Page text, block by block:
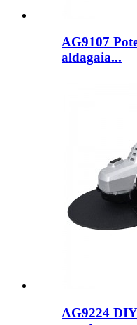
AG9107
aldagaia...
AG9224